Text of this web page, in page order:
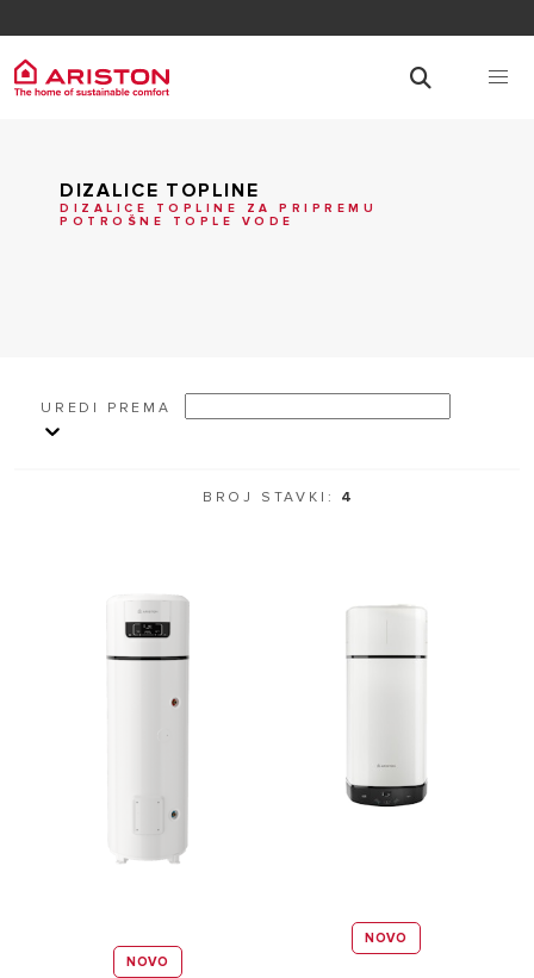
DIZALICE TOPLINE
DIZALICE TOPLINE ZA PRIPREMU
POTROŠNE TOPLE VODE
UREDI PREMA
BROJ STAVKI: 4
NOVO
NOVO